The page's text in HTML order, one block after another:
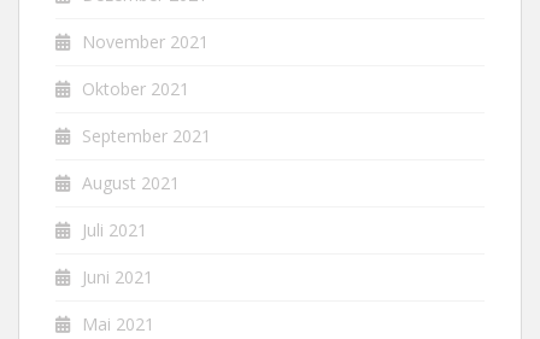
November 2021
Oktober 2021
September 2021
August 2021
Juli 2021
Juni 2021
Mai 2021